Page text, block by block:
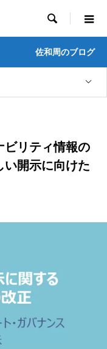

佐和周のブログ
ビリティ情報の
い開示に向けた